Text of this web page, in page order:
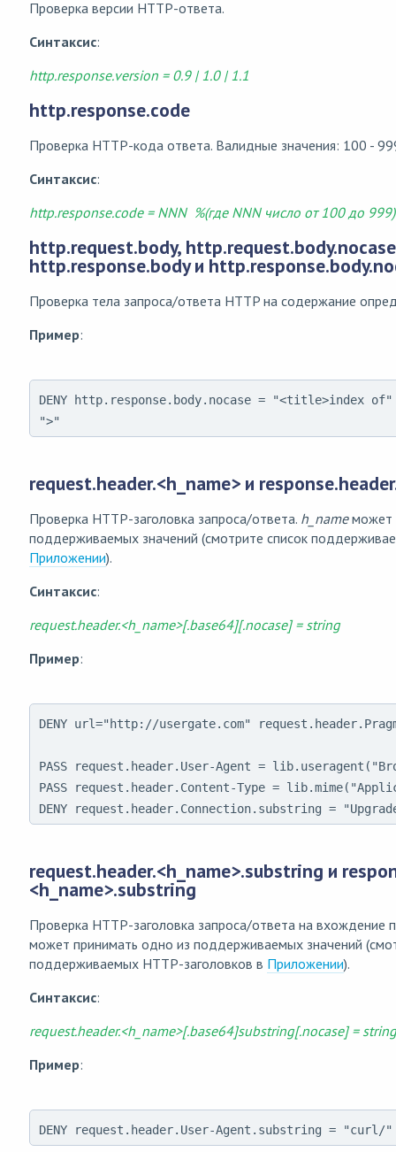
Проверка версии HTTP-ответа.
Синтаксис:
http.response.version = 0.9 | 1.0 | 1.1
http.response.code
Проверка HTTP-кода ответа. Валидные значения: 100 -
Синтаксис:
http.response.code = NNN %(где NNN число от 100 до 999)
http.request.body,
http.response.body и
Проверка тела запроса/ответа HTTP на содержание
Пример:
DENY http.response.body.nocase = "<title>index
">"
request.header.<h_name> и
Проверка HTTP-заголовка запроса/ответа. h_nameможет
поддерживаемых значений (смотрите список
Приложении).
Синтаксис:
request.header.<h_name>[.base64][.nocase] = string
Пример:
DENY url="http://usergate.com"
PASS request.header.User-Agent =
PASS request.header.Content-Type =
DENY request.header.Connection.substring =
request.header.<h_name>.substring и
<h_name>.substring
Проверка HTTP-заголовка запроса/ответа на вхождение
может принимать одно из поддерживаемых значений
поддерживаемых HTTP-заголовков в Приложении).
Синтаксис:
request.header.<h_name>[.base64]substring[.nocase] = string
Пример:
DENY request.header.User-Agent.substring = "curl/"